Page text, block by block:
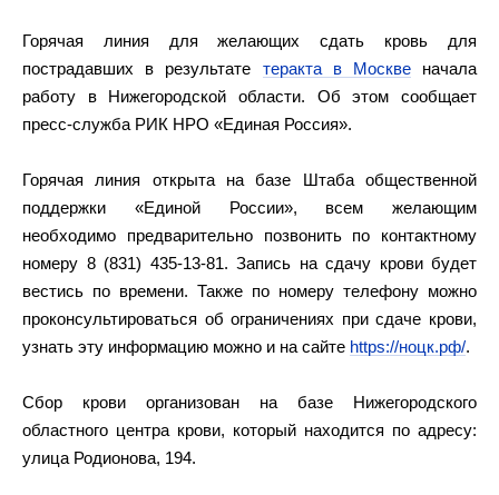
Горячая линия для желающих сдать кровь для
пострадавших в результате теракта в Москвеначала
работу в Нижегородской области. Об этом сообщает
пресс-служба РИК НРО «Единая Россия».
Горячая линия открыта на базе Штаба общественной
поддержки «Единой России», всем желающим
необходимо предварительно позвонить по контактному
номеру 8 (831) 435-13-81. Запись на сдачу крови будет
вестись по времени. Также по номеру телефону можно
проконсультироваться об ограничениях при сдаче крови,
узнать эту информацию можно и на сайте https://ноцк.рф/.
Сбор крови организован на базе Нижегородского
областного центра крови, который находится по адресу:
улица Родионова, 194.